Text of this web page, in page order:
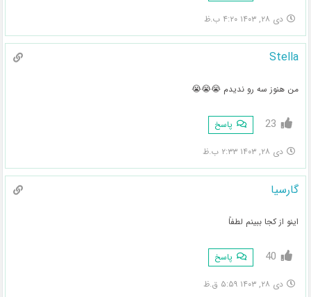
دی ۲۸, ۱۴۰۳ ۴:۲۰ ب.ظ
Stella
من هنوز سه رو ندیدم 😭😭😭
23 پاسخ
دی ۲۸, ۱۴۰۳ ۲:۳۳ ب.ظ
گارسیا
اینو از کجا ببینم لطفاً
40 پاسخ
دی ۲۸, ۱۴۰۳ ۵:۵۹ ق.ظ